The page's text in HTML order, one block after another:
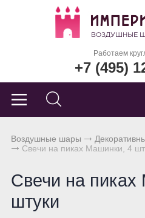
Работаем
+7 (495)
Воздушные шары
Свечи на пиках Машинки, 4
Свечи на
штуки